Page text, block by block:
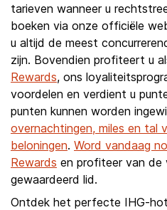
tarieven wanneer u
boeken via onze officiële
u altijd de meest
zijn. Bovendien profiteert u
Rewards, ons
voordelen en verdient u
punten kunnen worden
overnachtingen, miles en tal
beloningen. Word vandaag
Rewards en profiteer van de
gewaardeerd lid.
Ontdek het perfecte IHG-